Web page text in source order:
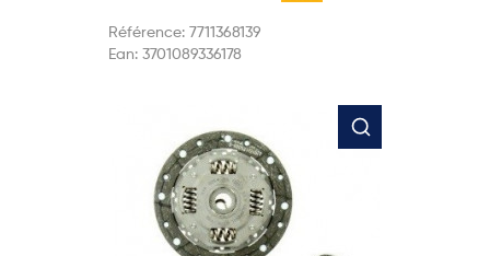
Référence: 7711368139
Ean: 3701089336178